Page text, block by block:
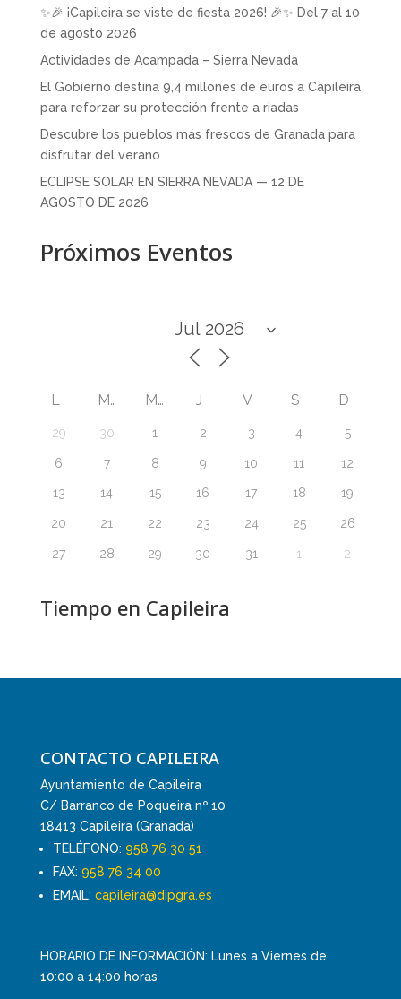
✨🎉 ¡Capileira se viste de fiesta 2026! 🎉✨ Del 7 al 10
de agosto 2026
Actividades de Acampada – Sierra Nevada
El Gobierno destina 9,4 millones de euros a Capileira
para reforzar su protección frente a riadas
Descubre los pueblos más frescos de Granada para
disfrutar del verano
ECLIPSE SOLAR EN SIERRA NEVADA — 12 DE
AGOSTO DE 2026
Próximos Eventos
L M M J V S D
29 30 1 2 3 4 5
6 7 8 9 10 11 12
13 14 15 16 17 18 19
20 21 22 23 24 25 26
27 28 29 30 31 1 2
Tiempo en Capileira
CONTACTO CAPILEIRA
Ayuntamiento de Capileira
C/ Barranco de Poqueira nº 10
18413 Capileira (Granada)
TELÉFONO: 958 76 30 51
FAX: 958 76 34 00
EMAIL: capileira@dipgra.es
HORARIO DE INFORMACIÓN: Lunes a Viernes de
10:00 a 14:00 horas